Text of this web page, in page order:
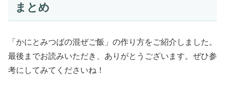
まとめ
「かにとみつばの混ぜご飯」の作り方をご紹介しました。
最後までお読みいただき、ありがとうございます。ぜひ参
考にしてみてくださいね！